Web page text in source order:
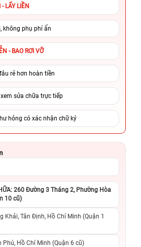
LẤY LIỀN
không phụ phí ẩn
- BAO RƠI VỠ
rẻ hơn hoàn tiền
sửa chữa trực tiếp
hỏng có xác nhận chữ ký
260 Đường 3 Tháng 2, Phường Hòa
10 cũ)
Khải, Tân Định, Hồ Chí Minh (Quận 1
Phú, Hồ Chí Minh (Quận 6 cũ)